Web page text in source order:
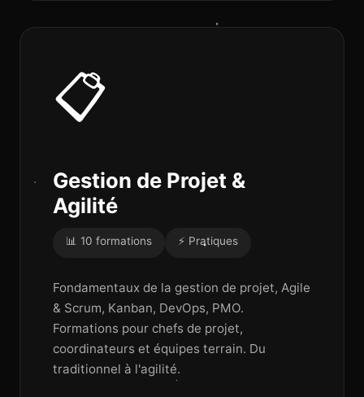
📋
Gestion de Projet &
Agilité
📊 10 formations ⚡ Pratiques
Fondamentaux de la gestion de projet, Agile
& Scrum, Kanban, DevOps, PMO.
Formations pour chefs de projet,
coordinateurs et équipes terrain. Du
traditionnel à l'agilité.